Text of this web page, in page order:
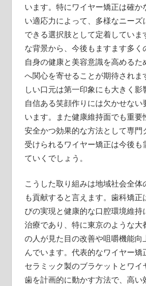
います。特にワイヤー矯正は確か
い適応力によって、多様なニーズ
できる選択肢として定着していま
な背景から、今後もますます多く
自身の健康と美容意識を高めるた
へ関心を寄せることが期待されま
しい口元は第一印象にも大きく影
自信ある笑顔作りには欠かせない
います。また健康維持面でも重要
安全かつ効果的な方法として専門
受けられるワイヤー矯正は今後も
ていくでしょう。
こうした取り組みは地域社会全体
も貢献すると言えます。歯科矯正
びの実現と健康的な口腔環境維持
治療であり、特に東京のような大
の人が見た目の改善や咀嚼機能向
んでいます。代表的なワイヤー矯
セラミック製のブラケットとワイ
歯を計画的に動かす方法で、高い